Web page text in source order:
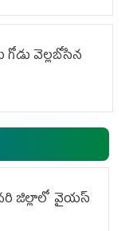
వెల్లబోసిన
జిల్లాలో వైయస్‌